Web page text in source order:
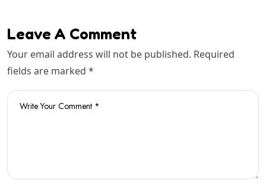
Leave A Comment
Your email address will not be published. Required
fields are marked *